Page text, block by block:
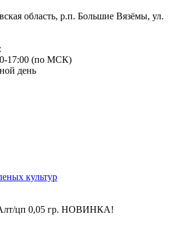
область, р.п. Большие Вязёмы, ул.
17:00 (по МСК)
день
культур
цп 0,05 гр. НОВИНКА!